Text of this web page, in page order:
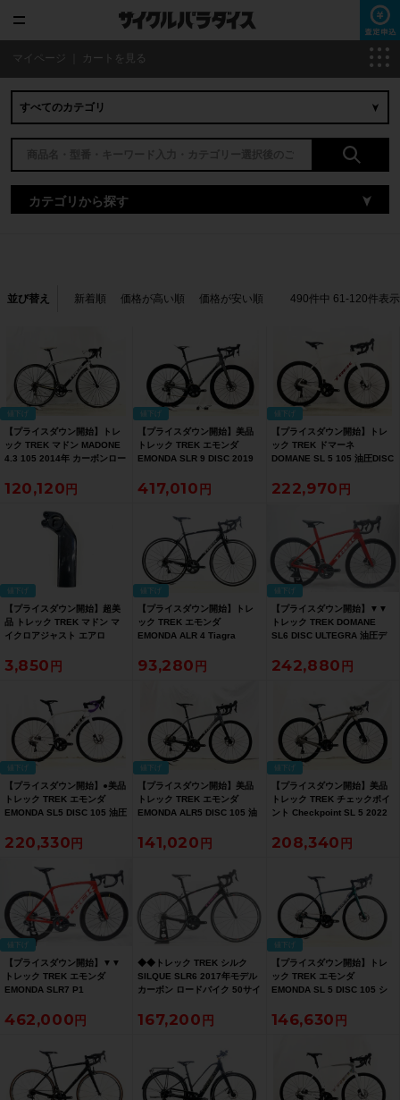
マイページ カートを見る
カテゴリから探す
並び替え 新着順 価格が高い順 価格が安い順 490件中 61-120件表示
値下げ
【プライスダウン開始】トレ
ック TREK マドン MADONE
4.3 105 2014年 カーボンロー
ラック/クリスタルホワイト
【お買い得SALE】
120,120
値下げ
【プライスダウン開始】美品
トレック TREK エモンダ
EMONDA SLR 9 DISC 2019
イズ プロジェクトワン【お買
い得SALE】
417,010
値下げ
【プライスダウン開始】トレ
ック TREK ドマーネ
DOMANE SL 5 105 油圧DISC
56サイズ クリスタルホワイト
【お買い得SALE】
222,970
値下げ
【プライスダウン開始】超美
品 トレック TREK マドン マ
イクロアジャスト エアロ
AERO 160mm シートポスト
カーボン【お買い得SALE】
3,850
値下げ
【プライスダウン開始】トレ
ック TREK エモンダ
EMONDA ALR 4 Tiagra
イズ マット/グロストレックブ
ラック【お買い得SALE】
93,280
値下げ
【プライスダウン開始】▼▼
トレック TREK DOMANE
SL6 DISC ULTEGRA 油圧デ
ドバイク 50サイズ 2×11速
【お買い得SALE】
242,880
値下げ
【プライスダウン開始】●美品
トレック TREK エモンダ
EMONDA SL5 DISC 105 油圧
バイク 54サイズ シルバー【お
買い得SALE】
220,330
値下げ
【プライスダウン開始】美品
トレック TREK エモンダ
EMONDA ALR5 DISC 105 油
50サイズ グレー/ブラック【お
買い得SALE】
141,020
値下げ
【プライスダウン開始】美品
トレック TREK チェックポイ
ント Checkpoint SL 5 2022
ードバイク 49サイズ グレー
【お買い得SALE】
208,340
値下げ
【プライスダウン開始】▼▼
トレック TREK エモンダ
EMONDA SLR7 P1
ーボン ロードバイク 54サイズ
2×11速【お買い得SALE】
462,000
◆◆トレック TREK シルク
SILQUE SLR6 2017年モデル
カーボン ロードバイク 50サイ
2x11速（サイクルパラダイス
大阪より配送）
167,200
値下げ
【プライスダウン開始】トレ
ック TREK エモンダ
EMONDA SL 5 DISC 105 シ
ンロードバイク 52サイズ エメ
ラルドアイリス【お買い得
146,630